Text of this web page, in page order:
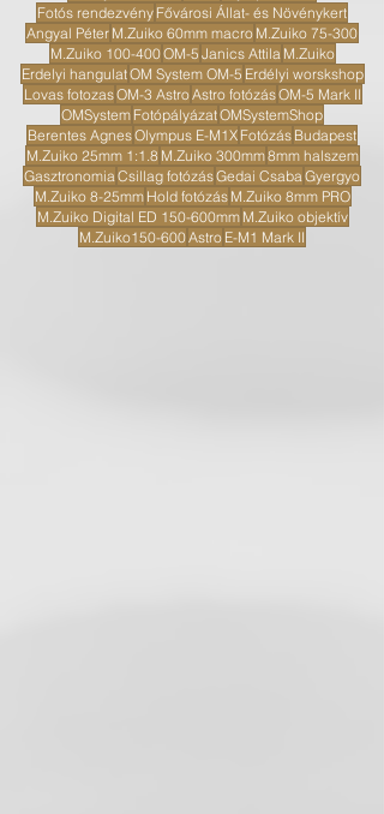
Fotós rendezvény Fővárosi Állat- és Növénykert
Angyal Péter M.Zuiko 60mm macro M.Zuiko 75-300
M.Zuiko 100-400OM-5 Janics Attila M.Zuiko
Erdelyi hangulatOM System OM-5 Erdélyi worskshop
Lovas fotozasOM-3 AstroAstro fotózásOM-5 Mark II
OMSystem FotópályázatOMSystemShop
Berentes AgnesOlympus E-M1X Fotózás Budapest
M.Zuiko 25mm 1:1.8 M.Zuiko 300mm8mm halszem
Gasztronomia Csillag fotózásGedai Csaba Gyergyo
M.Zuiko 8-25mm Hold fotózás M.Zuiko 8mm PRO
M.Zuiko Digital ED 150-600mm M.Zuiko objektív
M.Zuiko150-600Astro E-M1 Mark II